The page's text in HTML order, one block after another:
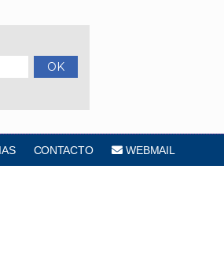
CONTACTO WEBMAIL